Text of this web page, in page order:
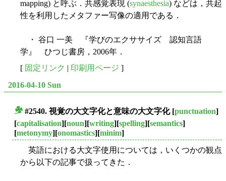
mapping) と呼ぶ．共感覚表現 (synaesthesia) などは，共起
性を利用したメタファー写像の適用である．
・ 谷口 一美 『学びのエクササイズ 認知言語
学』 ひつじ書房，2006年．
[ 固定リンク | 印刷用ページ ]
2016-04-10 Sun
#2540. 視覚の大文字化と意味の大文字化[punctuation]
[capitalisation][noun][writing][spelling][semantics]
[metonymy][onomastics][minim]
英語における大文字使用については，いくつかの観点
から以下の記事で扱ってきた．